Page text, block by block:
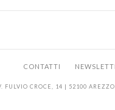
CONTATTI
FULVIO CROCE, 14 | 52100